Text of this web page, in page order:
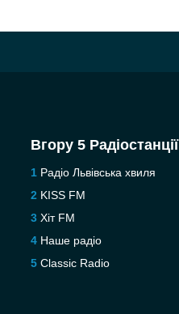
Вгору 5 Радіостанції
Радіо Львівська хвиля
KISS FM
Хіт FM
Наше радіо
Classic Radio